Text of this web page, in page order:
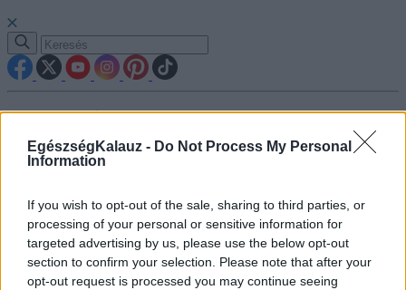
EgészségKalauz - Do Not Process My Personal
Information
If you wish to opt-out of the sale, sharing to third parties, or
processing of your personal or sensitive information for
targeted advertising by us, please use the below opt-out
section to confirm your selection. Please note that after your
opt-out request is processed you may continue seeing
Betegségek A-Z
Vizsgálat
Kezelés
Kutatás
Prevenció
Hírek
Videók
Kisállatok egészsége